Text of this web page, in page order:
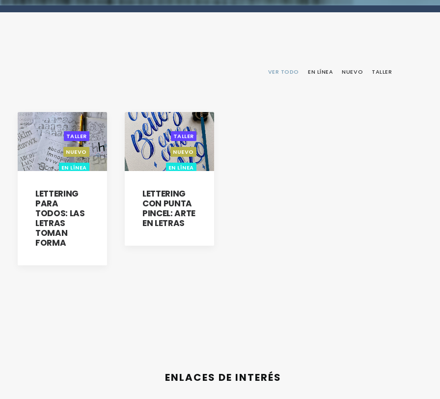
VER TODO EN LÍNEA NUEVO TALLER
TALLER
NUEVO
EN LÍNEA
LETTERING
PARA
TODOS: LAS
LETRAS
TOMAN
FORMA
TALLER
NUEVO
EN LÍNEA
LETTERING
CON PUNTA
PINCEL: ARTE
EN LETRAS
ENLACES DE INTERÉS